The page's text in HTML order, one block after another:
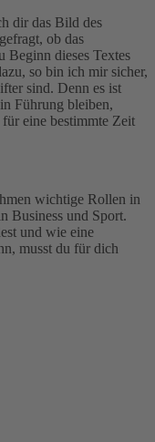
dir das Bild des
ob das
Beginn dieses Textes
so bin ich mir sicher,
sind. Denn es ist
Führung bleiben,
eine bestimmte Zeit
wichtige Rollen in
Business und Sport.
und wie eine
musst du für dich